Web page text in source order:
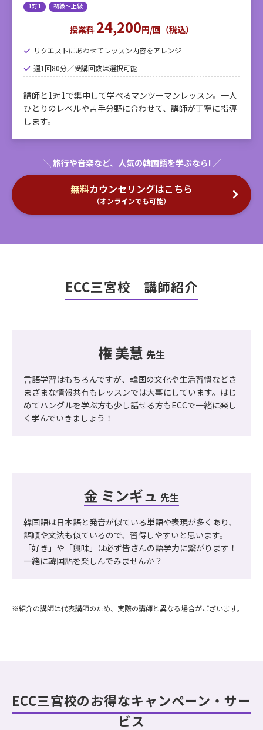
1対1 初級～上級
授業料 24,200円/回（税込）
リクエストにあわせてレッスン内容をアレンジ
週1回80分／受講回数は選択可能
講師と1対1で集中して学べるマンツーマンレッスン。一人
ひとりのレベルや苦手分野に合わせて、講師が丁寧に指導
します。
無料カウンセリングはこちら
（オンラインでも可能）
ECC三宮校 講師紹介
権 美慧 先生
言語学習はもちろんですが、韓国の文化や生活習慣などさ
まざまな情報共有もレッスンでは大事にしています。はじ
めてハングルを学ぶ方も少し話せる方もECCで一緒に楽し
く学んでいきましょう！
金 ミンギュ 先生
韓国語は日本語と発音が似ている単語や表現が多くあり、
語順や文法も似ているので、習得しやすいと思います。
「好き」や「興味」は必ず皆さんの語学力に繋がります！
一緒に韓国語を楽しんでみませんか？
※紹介の講師は代表講師のため、実際の講師と異なる場合がございます。
ECC三宮校のお得なキャンペーン・サー
ビス